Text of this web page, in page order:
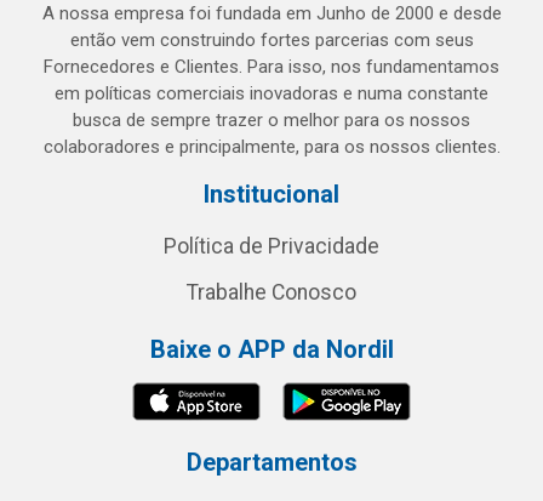
A nossa empresa foi fundada em Junho de 2000 e desde
então vem construindo fortes parcerias com seus
Fornecedores e Clientes. Para isso, nos fundamentamos
em políticas comerciais inovadoras e numa constante
busca de sempre trazer o melhor para os nossos
colaboradores e principalmente, para os nossos clientes.
Institucional
Política de Privacidade
Trabalhe Conosco
Baixe o APP da Nordil
Departamentos